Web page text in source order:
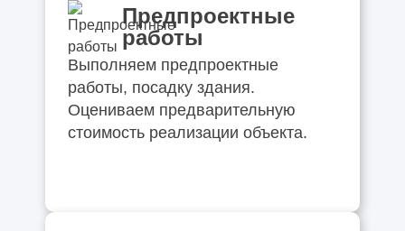
Предпроектные
работы
Выполняем предпроектные
работы, посадку здания.
Оцениваем предварительную
стоимость реализации объекта.